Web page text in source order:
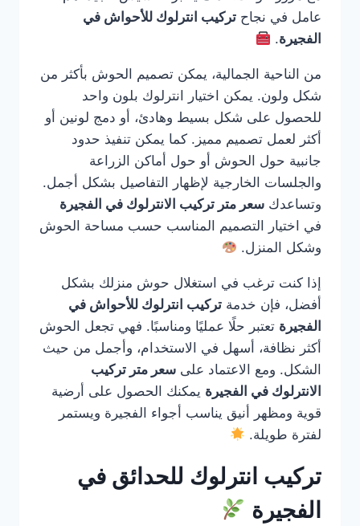
عامل في نجاح تركيب انترلوك للأحواش في
الفجيرة.
من الناحية الجمالية، يمكن تصميم الحوش بأكثر من
شكل ولون. يمكن اختيار انترلوك بلون واحد
للحصول على شكل بسيط وهادئ، أو دمج لونين أو
أكثر لعمل تصميم مميز. كما يمكن تنفيذ حدود
جانبية حول الحوش أو حول أماكن الزراعة
والجلسات الخارجية لإظهار التفاصيل بشكل أجمل.
وتساعدك سعر متر تركيب الانترلوك في الفجيرة
في اختيار التصميم المناسب حسب مساحة الحوش
وشكل المنزل.
إذا كنت ترغب في استغلال حوش منزلك بشكل
أفضل، فإن خدمة تركيب انترلوك للأحواش في
الفجيرة تعتبر حلًا عمليًا ومناسبًا. فهي تجعل الحوش
أكثر نظافة، أسهل في الاستخدام، وأجمل من حيث
الشكل. ومع الاعتماد على سعر متر تركيب
الانترلوك في الفجيرة يمكنك الحصول على أرضية
قوية ومظهر أنيق يناسب أجواء الفجيرة ويستمر
لفترة طويلة.
تركيب انترلوك للحدائق في
الفجيرة